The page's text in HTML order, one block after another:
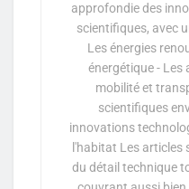
approfondie des
scientifiques, avec
Les énergies
énergétique - Les
mobilité et
scientifiques
innovations
l'habitat Les articles
du détail technique